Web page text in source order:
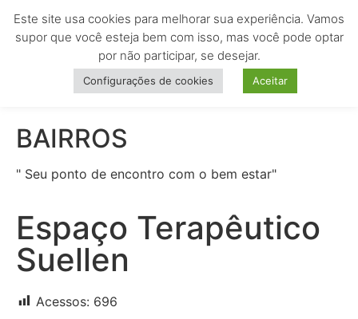
MENU
BAIRROS
" Seu ponto de encontro com o bem estar"
Espaço Terapêutico
Suellen
Acessos: 696
Este site usa cookies para melhorar sua experiência. Vamos
supor que você esteja bem com isso, mas você pode optar
por não participar, se desejar.
Configurações de cookies Aceitar